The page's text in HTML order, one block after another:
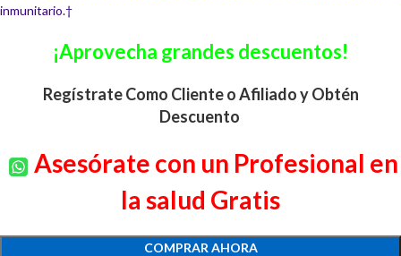
inmunitario.†
¡Aprovecha grandes descuentos!
Regístrate Como Cliente o Afiliado y Obtén
Descuento
Asesórate con un Profesional en
la salud Gratis
COMPRAR AHORA